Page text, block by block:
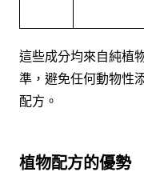
這些成分均來自純植
準，避免任何動物性
配方。
植物配方的優勢